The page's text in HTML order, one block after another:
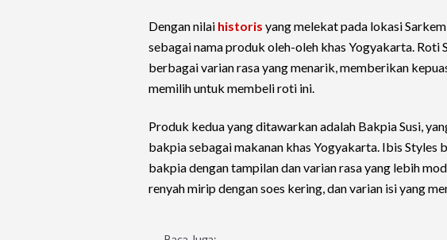
Dengan nilai historis yang melekat pada lokasi
sebagai nama produk oleh-oleh khas Yogyakarta. Roti
berbagai varian rasa yang menarik, memberikan
memilih untuk membeli roti ini.
Produk kedua yang ditawarkan adalah Bakpia Susi,
bakpia sebagai makanan khas Yogyakarta. Ibis Styles
bakpia dengan tampilan dan varian rasa yang lebih
renyah mirip dengan soes kering, dan varian isi yang